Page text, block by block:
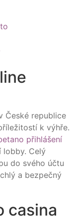
České republice
k výhře.
přihlášení
lobby. Celý
do svého účtu
a bezpečný
casina